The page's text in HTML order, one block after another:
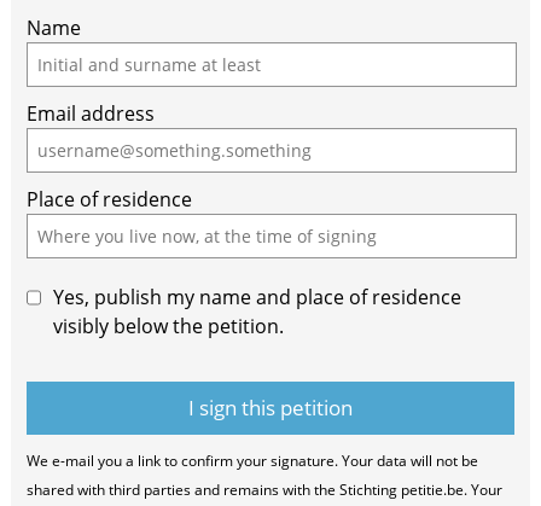
If
you
are
a
human,
ignore
this
field
Name
Email address
Place of residence
Yes, publish my name and place of residence
visibly below the petition.
We e-mail you a link to confirm your signature. Your data will not be
shared with third parties and remains with the Stichting petitie.be. Your